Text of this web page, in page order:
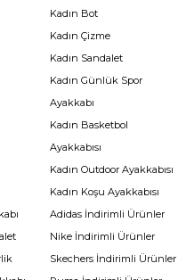
Kadın Bot
Kadın Çizme
Kadın Sandalet
Kadın Günlük Spor
Ayakkabı
Kadın Basketbol
Ayakkabısı
Kadın Outdoor Ayakkabısı
Kadın Koşu Ayakkabısı
Adidas İndirimli Ürünler
Nike İndirimli Ürünler
Skechers İndirimli Ürünler